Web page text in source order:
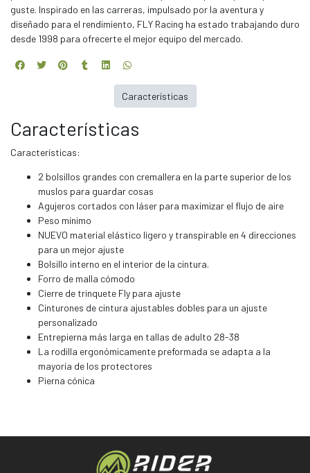
guste. Inspirado en las carreras, impulsado por la aventura y
diseñado para el rendimiento, FLY Racing ha estado trabajando duro
desde 1998 para ofrecerte el mejor equipo del mercado.
Características
Características:
2 bolsillos grandes con cremallera en la parte superior de los
muslos para guardar cosas
Agujeros cortados con láser para maximizar el flujo de aire
Peso mínimo
NUEVO material elástico ligero y transpirable en 4 direcciones
para un mejor ajuste
Bolsillo interno en el interior de la cintura.
Forro de malla cómodo
Cierre de trinquete Fly para ajuste
Cinturones de cintura ajustables dobles para un ajuste
personalizado
Entrepierna más larga en tallas de adulto 28-38
La rodilla ergonómicamente preformada se adapta a la
mayoría de los protectores
Pierna cónica
Características